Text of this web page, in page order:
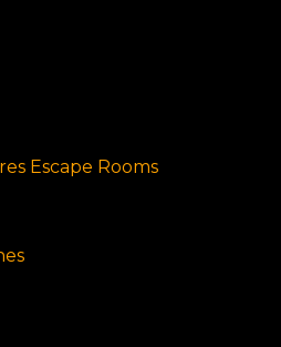
Escape Rooms